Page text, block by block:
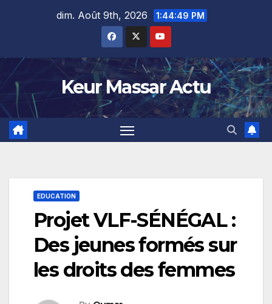
dim. Août 9th, 2026 1:44:50 PM
Keur Massar Actu
EDUCATION
Projet VLF-SÉNÉGAL :
Des jeunes formés sur
les droits des femmes